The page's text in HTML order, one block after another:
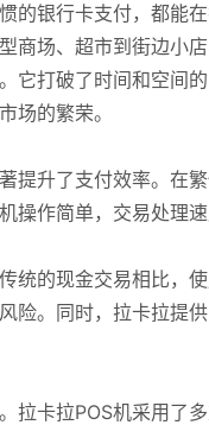
的银行卡支付，都能在
商场、超市到街边小
它打破了时间和空间
场的繁荣。
提升了支付效率。在
操作简单，交易处理
统的现金交易相比，
险。同时，拉卡拉提
拉卡拉POS机采用了